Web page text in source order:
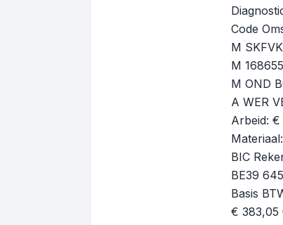
Code
M
M
M OND
A WER
Arbeid: €
BIC
BE39
Basis
€